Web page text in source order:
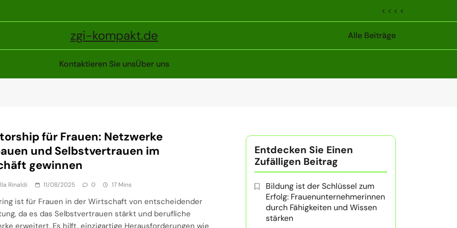
< < < <
zgi-kompakt.de Alle Beiträge
Kontaktieren Sie unsÜber uns
für Frauen: Netzwerke
und Selbstvertrauen im
gewinnen
Rinaldi 11/08/2025 0 17 Mins
ist für Frauen in der Wirtschaft von entscheidender
da es das Selbstvertrauen stärkt und berufliche
erweitert. Es hilft, einzigartige Herausforderungen wie
Entdecken Sie Einen
Zufälligen Beitrag
Bildung ist der Schlüssel zum
Erfolg: Frauenunternehmerinnen
durch Fähigkeiten und Wissen
stärken